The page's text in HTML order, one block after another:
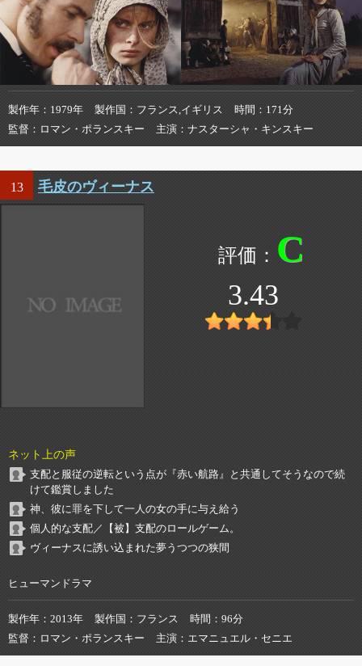
製作年 1979年 製作国 フランス,イギリス 時間
171分
監督
ロマン・ポランスキー 主演 ナスターシャ・キンスキー
13 毛皮のヴィーナス
C
3.43
ネット上の声
支配と服従の逆転という点が『赤い航路』と共通してそうなので続
けて鑑賞しました
神、彼に罪を下して一人の女の手に与え給う
個人的な支配／【被】支配のロールゲーム。
ヴィーナスに誘い込まれた夢うつつの狭間
ヒューマンドラマ
製作年 2013年 製作国 フランス 時間
96分
監督
ロマン・ポランスキー 主演 エマニュエル・セニエ